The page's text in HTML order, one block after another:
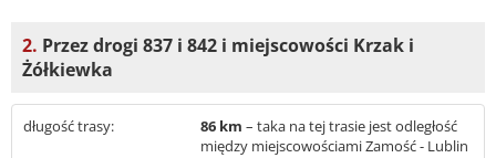
2. Przez drogi 837 i 842 i miejscowości Krzak i
Żółkiewka
długość trasy: 86 km – taka na tej trasie jest odległość
między miejscowościami Zamość - Lublin